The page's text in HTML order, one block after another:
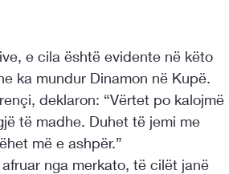
e cila është evidente në këto
ka mundur Dinamon në Kupë.
deklaron: “Vërtet po kalojmë
të madhe. Duhet të jemi me
më e ashpër.”
nga merkato, të cilët janë